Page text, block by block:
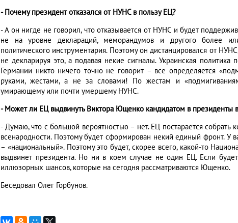
- Почему президент отказался от НУНС в пользу ЕЦ?
- А он нигде не говорил, что отказывается от НУНС и будет
не на уровне деклараций, меморандумов и другого более
политического инструментария. Поэтому он дистанцировался от
не декларируя это, а подавая некие сигналы. Украинская
Германии никто ничего точно не говорит – все определяется
руками, жестами, а не за словами! По жестам и
умирающему или почти умершему НУНС.
- Может ли ЕЦ выдвинуть Виктора Ющенко кандидатом в президенты
- Думаю, что с большой вероятностью – нет. ЕЦ постарается собрать
всенародности. Поэтому будет сформирован некий единый фронт. У
– «национальный». Поэтому это будет, скорее всего, какой-то
выдвинет президента. Но ни в коем случае не один ЕЦ. Если
иллюзорных шансов, которые на сегодня рассматриваются Ющенко.
Беседовал Олег Горбунов.